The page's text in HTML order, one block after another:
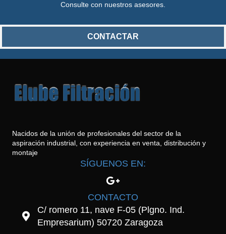
Consulte con nuestros asesores.
CONTACTAR
Nacidos de la unión de profesionales del sector de la
aspiración industrial, con experiencia en venta, distribución y
montaje
SÍGUENOS EN:
CONTACTO
C/ romero 11, nave F-05 (Plgno. Ind.
Empresarium) 50720 Zaragoza